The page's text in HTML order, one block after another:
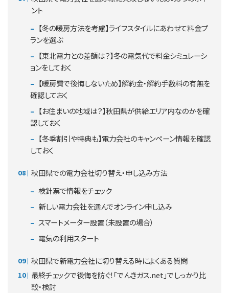
ント
【冬の暖房方法を考慮】ライフスタイルにあわせて料金プ
ランを選ぶ
【東北電力との差額は？】冬の電気代で料金シミュレーシ
ョンをしておく
【暖房費で後悔しないため】解約金・解約手数料の有無を
確認しておく
【お住まいの地域は？】秋田県が供給エリア内なのかを確
認しておく
【冬季割引や特典も】電力会社のキャンペーン情報を確認
しておく
秋田県での電力会社切り替え・申し込み方法
検針票で情報をチェック
新しい電力会社を選んでオンライン申し込み
スマートメーター設置（未設置の場合）
電気の利用スタート
秋田県で新電力会社に切り替える時によくある質問
最終チェックで後悔を防ぐ！「でんきガス.net」でしっかり比
較・検討